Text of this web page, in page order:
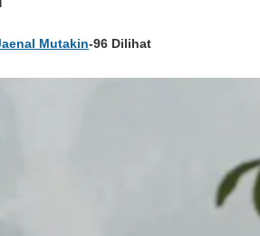
Mutakin-96 Dilihat